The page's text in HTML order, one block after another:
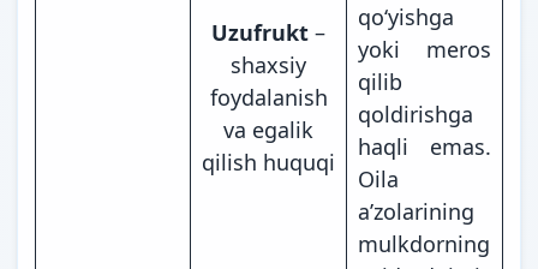
Uzufrukt –
shaxsiy
foydalanish
va egalik
qilish huquqi
qoʻyishga
yoki meros
qilib
qoldirishga
haqli emas.
Oila
aʼzolarining
mulkdorning